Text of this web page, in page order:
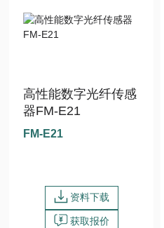
高性能数字光纤传感
器FM-E21
FM-E21
资料下载
获取报价